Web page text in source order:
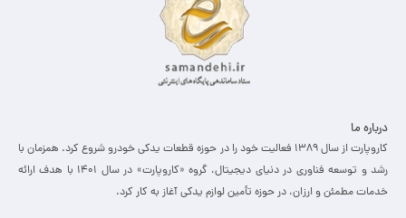
درباره ما
کاروپارت از سال ۱۳۸۹ فعالیت خود را در حوزه قطعات یدکی خودرو شروع کرد. همزمان با
رشد و توسعه فناوری در دنیای دیجیتال، گروه «کاروپارت» در سال ۱۴۰۱ با هدف ارائه
خدمات مطمئن و ارزان، ­در حوزه تأمین لوازم یدکی آغاز به کار کرد.